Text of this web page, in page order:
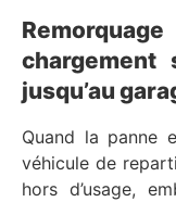
chargement
jusqu’au
Quand la panne
véhicule de
hors d’usage,